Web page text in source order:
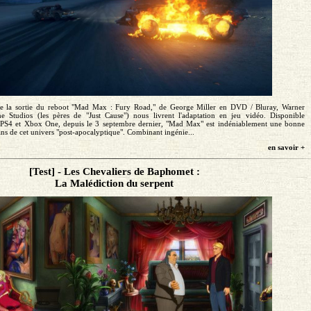
la sortie du reboot "Mad Max : Fury Road," de George Miller en DVD / Bluray, Warner
Studios (les pères de "Just Cause") nous livrent l'adaptation en jeu vidéo. Disponible
et Xbox One, depuis le 3 septembre dernier, "Mad Max" est indéniablement une bonne
de cet univers "post-apocalyptique". Combinant ingénie...
en savoir +
[Test] - Les Chevaliers de Baphomet :
La Malédiction du serpent